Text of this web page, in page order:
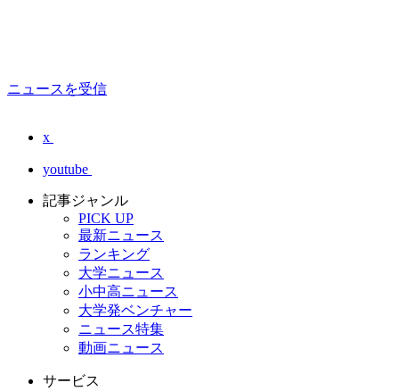
ニュースを受信
x
youtube
記事ジャンル
PICK UP
最新ニュース
ランキング
大学ニュース
小中高ニュース
大学発ベンチャー
ニュース特集
動画ニュース
サービス